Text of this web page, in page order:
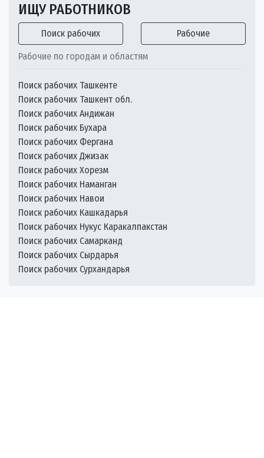
ИЩУ РАБОТНИКОВ
Поиск рабочих Рабочие
Рабочие по городам и областям
Поиск рабочих Ташкенте
Поиск рабочих Ташкент обл.
Поиск рабочих Андижан
Поиск рабочих Бухара
Поиск рабочих Фергана
Поиск рабочих Джизак
Поиск рабочих Хорезм
Поиск рабочих Наманган
Поиск рабочих Навои
Поиск рабочих Кашкадарья
Поиск рабочих Нукус Каракалпакстан
Поиск рабочих Самарканд
Поиск рабочих Сырдарья
Поиск рабочих Сурхандарья